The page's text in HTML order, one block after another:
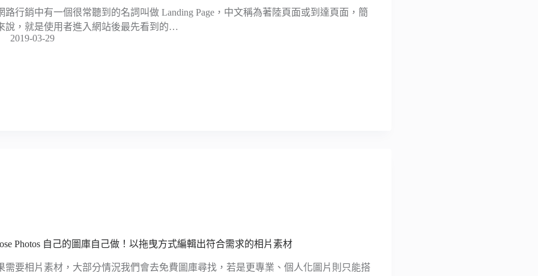
路行銷中有一個很常聽到的名詞叫做 Landing Page，中文稱為著陸頁面或到達頁面，簡
說，就是使用者進入網站後最先看到的…
2019-03-29
Photos 自己的圖庫自己做！以拖曳方式編輯出符合需求的相片素材
需要相片素材，大部分情況我們會去免費圖庫尋找，若是更專業、個人化圖片則只能搭